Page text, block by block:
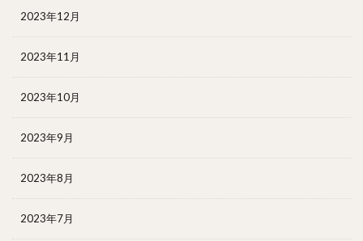
2023年12月
2023年11月
2023年10月
2023年9月
2023年8月
2023年7月